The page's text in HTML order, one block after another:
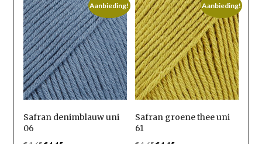
Aanbieding!
Safran denimblauw uni
06
Aanbieding!
Safran groene thee uni
61